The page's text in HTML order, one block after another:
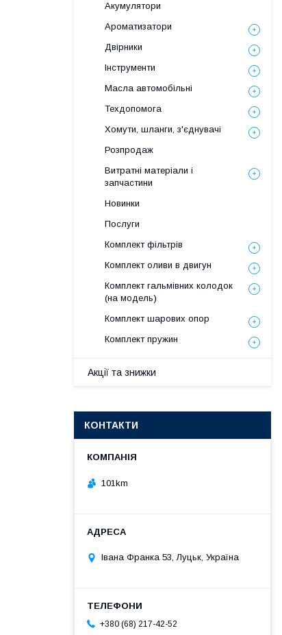
Акумулятори
Ароматизатори
Двірники
Інструменти
Масла автомобільні
Техдопомога
Хомути, шланги, з'єднувачі
Розпродаж
Витратні матеріали і
запчастини
Новинки
Послуги
Комплект фільтрів
Комплект оливи в двигун
Комплект гальмівних колодок
(на модель)
Комплект шарових опор
Комплект пружин
Акції та знижки
КОНТАКТИ
101km
Івана Франка 53, Луцьк, Україна
+380 (68) 217-42-52